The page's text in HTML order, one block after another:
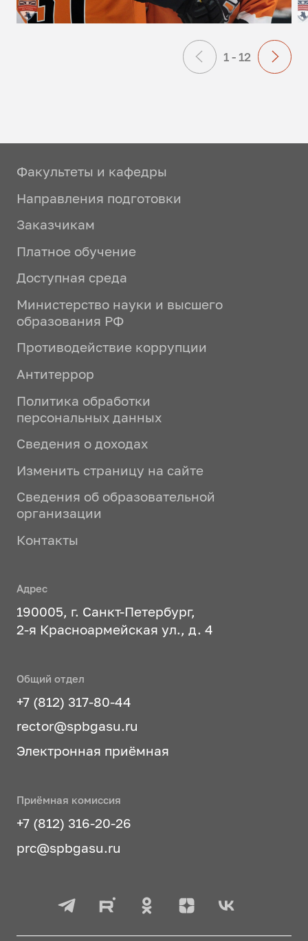
1 - 12
Факультеты и кафедры
Направления подготовки
Заказчикам
Платное обучение
Доступная среда
Министерство науки и высшего
образования РФ
Противодействие коррупции
Антитеррор
Политика обработки
персональных данных
Сведения о доходах
Изменить страницу на сайте
Сведения об образовательной
организации
Контакты
Адрес
190005, г. Санкт-Петербург,
2-я Красноармейская ул., д. 4
Общий отдел
+7 (812) 317-80-44
rector@spbgasu.ru
Электронная приёмная
Приёмная комиссия
+7 (812) 316-20-26
prc@spbgasu.ru